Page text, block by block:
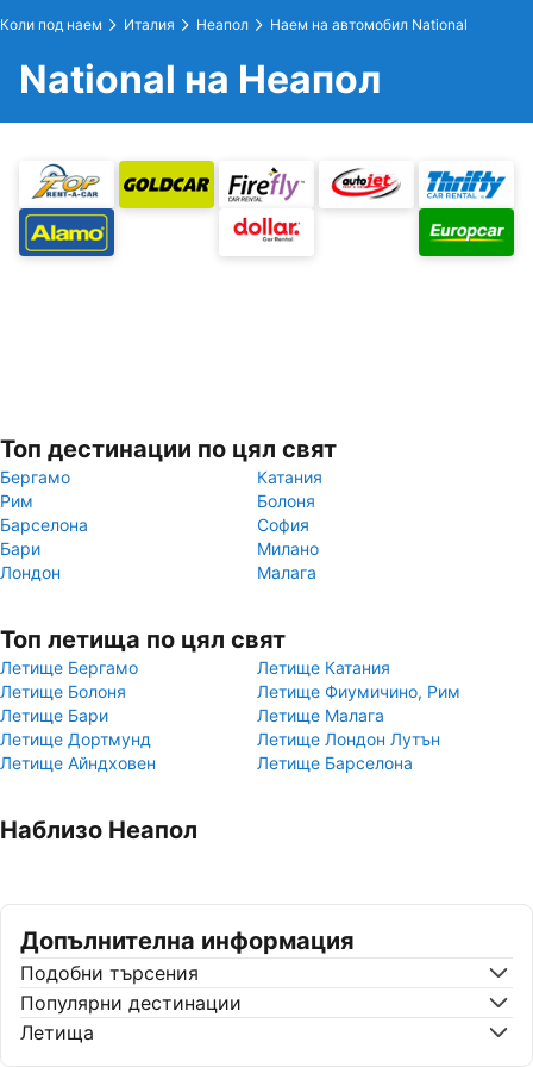
Коли под наем Италия Неапол Наем на автомобил National
National на Неапол
Топ дестинации по цял свят
Бергамо
Катания
Рим
Болоня
Барселона
София
Бари
Милано
Лондон
Малага
Топ летища по цял свят
Летище Бергамо
Летище Катания
Летище Болоня
Летище Фиумичино, Рим
Летище Бари
Летище Малага
Летище Дортмунд
Летище Лондон Лутън
Летище Айндховен
Летище Барселона
Наблизо Неапол
Допълнителна информация
Подобни търсения
Популярни дестинации
Летища